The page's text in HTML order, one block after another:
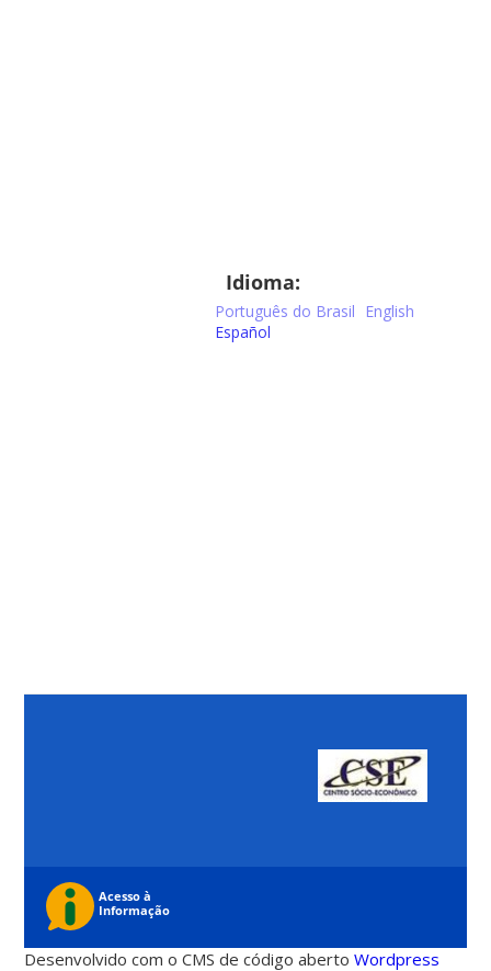
Idioma:
Português do Brasil
English
Español
Desenvolvido com o CMS de código abertoWordpress